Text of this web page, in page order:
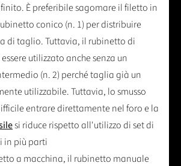
È preferibile sagomare il filetto in
conico (n. 1) per distribuire
di taglio. Tuttavia, il rubinetto di
utilizzato anche senza un
(n. 2) perché taglia già un
utilizzabile. Tuttavia, lo smusso
entrare direttamente nel foro e la
si riduce rispetto all'utilizzo di set di
in più parti
a macchina, il rubinetto manuale